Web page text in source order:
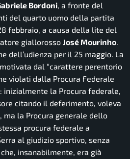
Bordoni, a fronte del
del quarto uomo della partita
febbraio, a causa della lite del
giallorosso José Mourinho.
dell’udienza per il 25 maggio. La
dal “carattere perentorio
violati dalla Procura Federale
: inizialmente la Procura federale,
citando il deferimento, voleva
ma la Procura generale dello
procura federale a
al giudizio sportivo, senza
insanabilmente, era già